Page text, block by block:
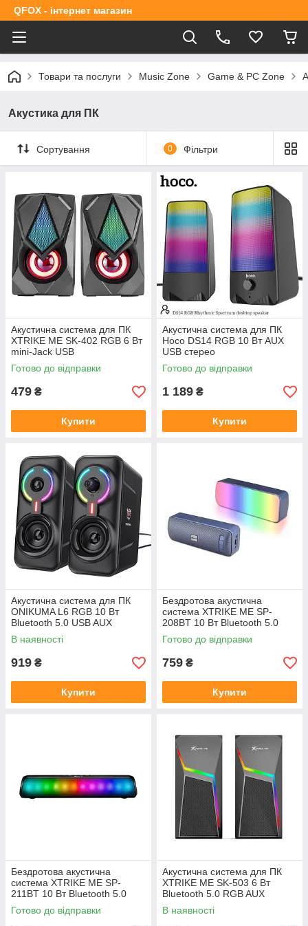
QFOX - інтернет магазин
Товари та послуги Music Zone Game & PC Zone
Акустика для ПК
Сортування 0 Фільтри
Акустична система для ПК
XTRIKE ME SK-402 RGB 6 Вт
mini-Jack USB
Готово до відправки
479 ₴
Купити
Акустична система для ПК
Hoco DS14 RGB 10 Вт AUX
USB стерео
Готово до відправки
1 189 ₴
Купити
Акустична система для ПК
ONIKUMA L6 RGB 10 Вт
Bluetooth 5.0 USB AUX
В наявності
919 ₴
Купити
Бездротова акустична
система XTRIKE ME SP-
208BT 10 Вт Bluetooth 5.0
TWS FM
Готово до відправки
759 ₴
Купити
Бездротова акустична
система XTRIKE ME SP-
211BT 10 Вт Bluetooth 5.0
TWS RGB
Готово до відправки
Акустична система для ПК
XTRIKE ME SK-503 6 Вт
Bluetooth 5.0 RGB AUX
В наявності